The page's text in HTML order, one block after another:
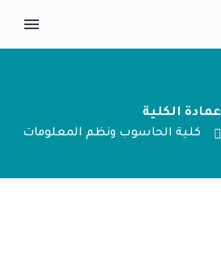
عمادة الكلية
كلية الحاسوب ونظم المعلومات